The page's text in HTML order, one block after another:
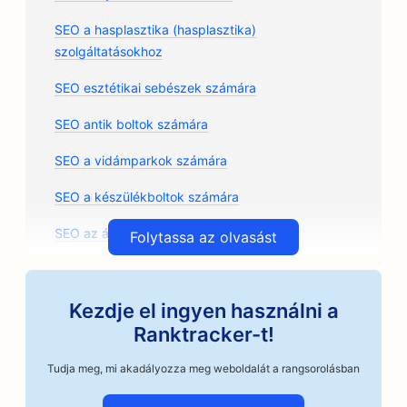
SEO a hasplasztika (hasplasztika)
szolgáltatásokhoz
SEO esztétikai sebészek számára
SEO antik boltok számára
SEO a vidámparkok számára
SEO a készülékboltok számára
SEO az árkádok számára
SEO építészeti irodák számára
SEO az autószerelő műhelyek számára
SEO az autóalkatrész üzletek számára
SEO a művészeti osztályok számára
Folytassa az olvasást
Kezdje el ingyen használni a
Ranktracker-t!
Tudja meg, mi akadályozza meg weboldalát a rangsorolásban